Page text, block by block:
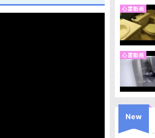
心霊動画
心霊動画
New